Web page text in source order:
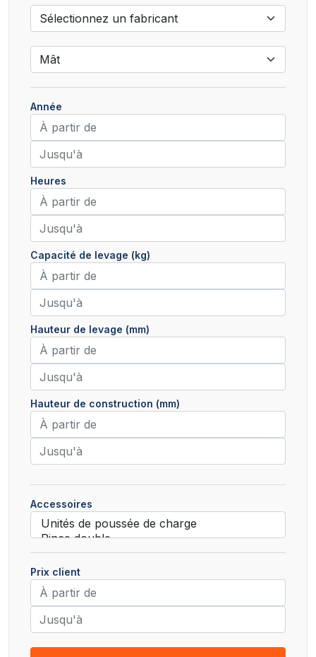
Année
Heures
Capacité de levage (kg)
Hauteur de levage (mm)
Hauteur de construction (mm)
Accessoires
Prix client